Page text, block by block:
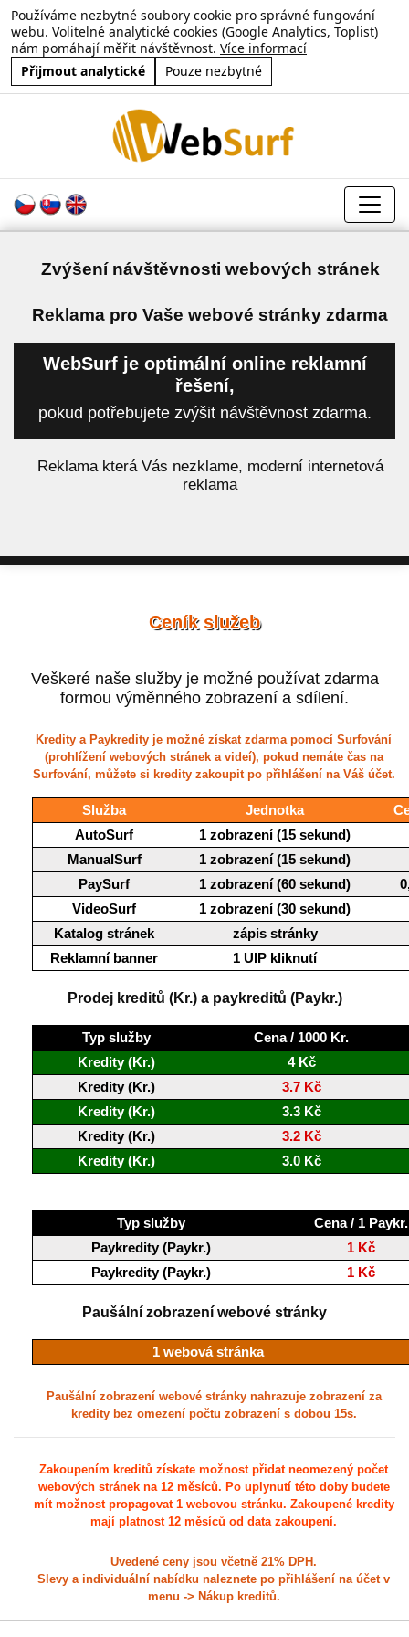
Používáme nezbytné soubory cookie pro správné fungování
webu. Volitelné analytické cookies (Google Analytics, Toplist)
nám pomáhají měřit návštěvnost. Více informací
Přijmout analytické
Pouze nezbytné
Zvýšení návštěvnosti webových stránek
Reklama pro Vaše webové stránky zdarma
WebSurf je optimální online reklamní
řešení,
pokud potřebujete zvýšit návštěvnost zdarma.
Reklama která Vás nezklame, moderní internetová
reklama
Ceník služeb
Veškeré naše služby je možné používat zdarma
formou výměnného zobrazení a sdílení.
Kredity a Paykredity je možné získat zdarma pomocí Surfování
(prohlížení webových stránek a videí), pokud nemáte čas na
Surfování, můžete si kredity zakoupit po přihlášení na Váš účet.
Služba Jednotka
AutoSurf
1 zobrazení (15 sekund)
ManualSurf
1 zobrazení (15 sekund)
PaySurf
1 zobrazení (60 sekund)
VideoSurf
1 zobrazení (30 sekund)
Katalog stránek
zápis stránky
Reklamní banner
1 UIP kliknutí
Prodej kreditů (Kr.) a paykreditů (Paykr.)
Typ služby
Cena / 1000 Kr.
Kredity (Kr.)
4 Kč
Kredity (Kr.)
3.7 Kč
Kredity (Kr.)
3.3 Kč
Kredity (Kr.)
3.2 Kč
Kredity (Kr.)
3.0 Kč
Typ služby
Cena / 1 Paykr.
Paykredity (Paykr.)
1 Kč
Paykredity (Paykr.)
1 Kč
Paušální zobrazení webové stránky
1 webová stránka
Paušální zobrazení webové stránky nahrazuje zobrazení za
kredity bez omezení počtu zobrazení s dobou 15s.
Zakoupením kreditů získate možnost přidat neomezený počet
webových stránek na 12 měsíců. Po uplynutí této doby budete
mít možnost propagovat 1 webovou stránku. Zakoupené kredity
mají platnost 12 měsíců od data zakoupení.
Uvedené ceny jsou včetně 21% DPH.
Slevy a individuální nabídku naleznete po přihlášení na účet v
menu -> Nákup kreditů.